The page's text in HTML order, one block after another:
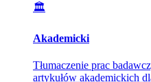
🏛️
Akademicki
Tłumaczenie prac
artykułów akademickich